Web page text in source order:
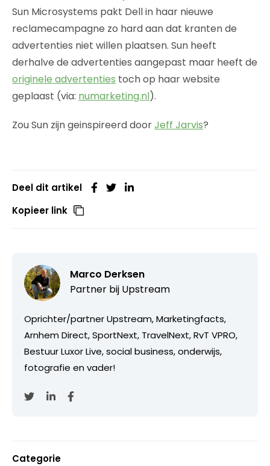
Sun Microsystems pakt Dell in haar nieuwe
reclamecampagne zo hard aan dat kranten de
advertenties niet willen plaatsen. Sun heeft
derhalve de advertenties aangepast maar heeft de
originele advertenties toch op haar website
geplaast (via: numarketing.nl).
Zou Sun zijn geinspireerd doorJeff Jarvis?
Deel dit artikel
Kopieer link
Marco Derksen
Partner bij Upstream
Oprichter/partner Upstream, Marketingfacts,
Arnhem Direct, SportNext, TravelNext, RvT VPRO,
Bestuur Luxor Live, social business, onderwijs,
fotografie en vader!
Categorie